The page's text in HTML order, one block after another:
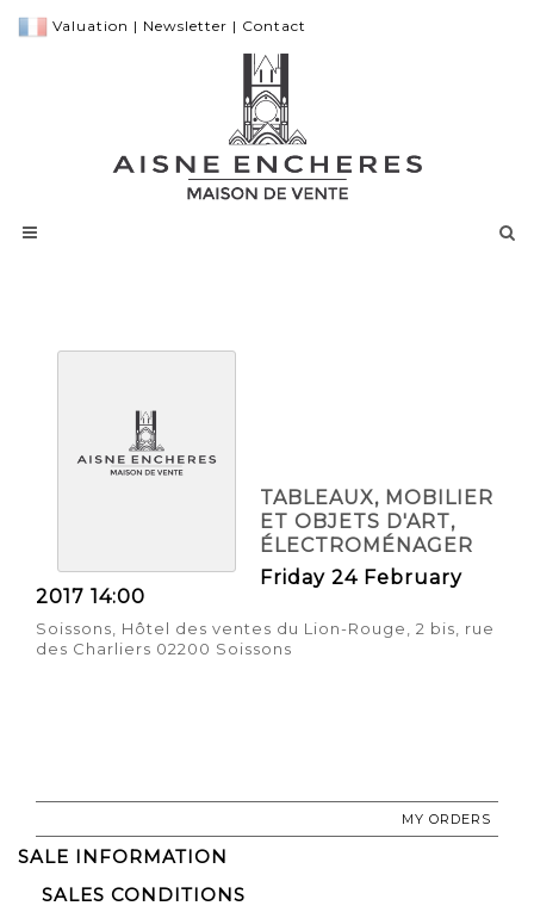
Valuation | Newsletter | Contact
TABLEAUX, MOBILIER
ET OBJETS D'ART,
ÉLECTROMÉNAGER
Friday 24 February
2017 14:00
Soissons, Hôtel des ventes du Lion-Rouge, 2 bis, rue
des Charliers 02200 Soissons
MY ORDERS
SALE INFORMATION
SALES CONDITIONS